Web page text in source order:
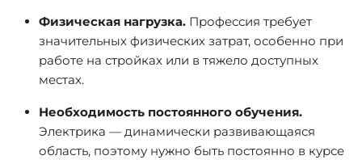
Физическая нагрузка. Профессия требует
значительных физических затрат, особенно при
работе на стройках или в тяжело доступных
местах.
Необходимость постоянного обучения.
Электрика — динамически развивающаяся
область, поэтому нужно быть постоянно в курсе